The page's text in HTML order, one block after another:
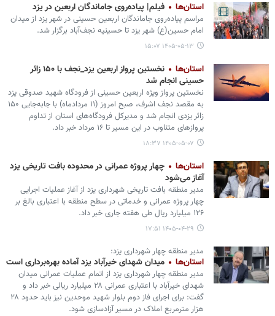
استان‌ها فیلم| پیاده‌روی جاماندگان اربعین در یزد
مراسم پیاده‌روی جاماندگان اربعین حسینی در شهر یزد از میدان
امام حسین(ع) شهر یزد تا حسینیه نجف‌آباد برگزار شد.
۱۴۰۵-۰۵-۱۳ ۱۵:۰۷
استان‌ها
نخستین پرواز اربعین یزد_نجف با ۱۵۰ زائر
حسینی انجام شد
نخستین پرواز ویژه اربعین حسینی از فرودگاه شهید صدوقی یزد
به مقصد نجف اشرف، صبح امروز (۱۱ مردادماه) با جابه‌جایی ۱۵۰
زائر یزدی انجام شد و مدیرکل فرودگاه‌های استان از تداوم
پروازهای متناوب در این مسیر تا ۱۶ مرداد خبر داد.
۱۴۰۵-۰۵-۰۷ ۱۸:۳۷
استان‌ها
چهار پروژه عمرانی در محدوده بافت تاریخی یزد
آغاز می‌شود
مدیر منطقه بافت تاریخی شهرداری یزد از آغاز عملیات اجرایی
چهار پروژه عمرانی و خدماتی در سطح منطقه با اعتباری بالغ بر
۱۲۶ میلیارد ریال طی هفته جاری خبر داد.
۱۴۰۵-۰۴-۲۹ ۱۷:۵۱
مدیر منطقه چهار شهرداری یزد:
استان‌ها میدان شهدای خیرآباد یزد آماده بهره‌برداری است
مدیر منطقه چهار شهرداری یزد از اتمام عملیات عمرانی میدان
شهدای خیرآباد با اعتباری عمرانی ۲۸ میلیارد ریالی خبر داد و
گفت: برای اجرای فاز دوم بلوار شهید موحدین نیز باید حدود ۲۸
هزار مترمربع املاک در مسیر آزادسازی شود.